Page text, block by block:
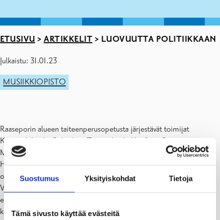
Suostumus Yksityiskohdat Tietoja
Tämä sivusto käyttää evästeitä
ETUSIVU > ARTIKKELIT > LUOVUUTTA POLITIIKKAAN
Julkaistu: 31.01.23
MUSIIKKIOPISTO
Raaseporin alueen taiteenperusopetusta järjestävät toimijat
Kuvataidekoulu Colorikus, Teatterikoulu Konfetti, Raaseporin
Musiikkiopisto, Länsi-Uudenmaan Tanssiopisto Hurja Piruetti sekä
Hurja Sirkuskoulu osallistuvat Taiteen perusopetusliiton
organisoimaan Luovuutta Politiikkaan teemaviikkoon 6.-10.2.2023.
Viikon aikana oppilaitokset tarjoavat paikallispoliitikoille ja
eduskuntavaaliehdokkaille mahdollisuuden osallistua
kokemukselliseen tekemiseen lasten ja nuorten taideopetusta